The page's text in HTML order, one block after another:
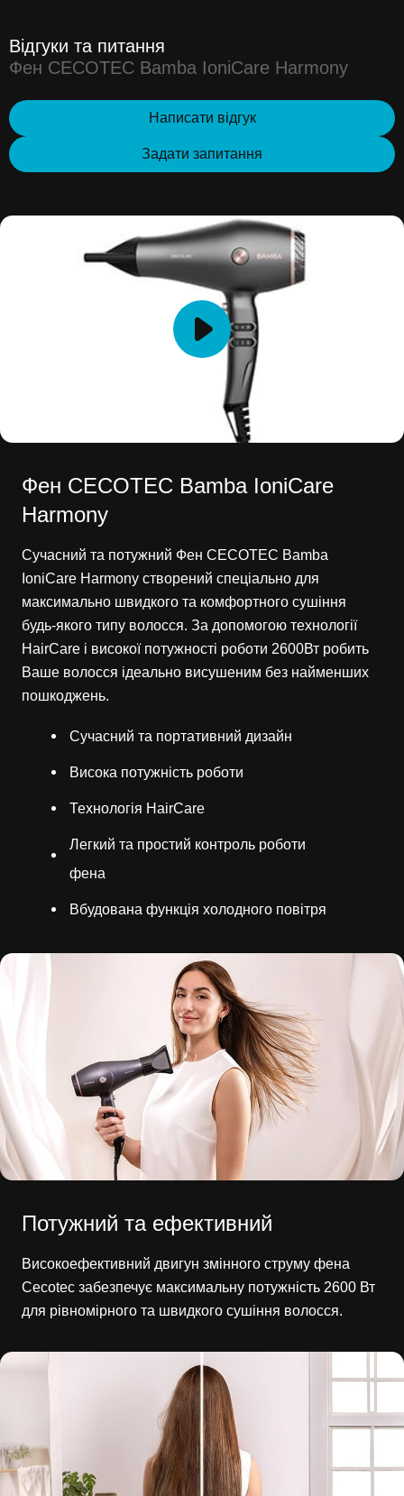
Відгуки та питання
Фен CECOTEC Bamba IoniCare Harmony
Написати відгук
Задати запитання
Фен CECOTEC Bamba IoniCare
Harmony
Сучасний та потужний Фен CECOTEC Bamba
IoniCare Harmony створений спеціально для
максимально швидкого та комфортного сушіння
будь-якого типу волосся. За допомогою технології
HairCare і високої потужності роботи 2600Вт робить
Ваше волосся ідеально висушеним без найменших
пошкоджень.
Сучасний та портативний дизайн
Висока потужність роботи
Технологія HairCare
Легкий та простий контроль роботи
фена
Вбудована функція холодного повітря
Потужний та ефективний
Високоефективний двигун змінного струму фена
Cecotec забезпечує максимальну потужність 2600 Вт
для рівномірного та швидкого сушіння волосся.